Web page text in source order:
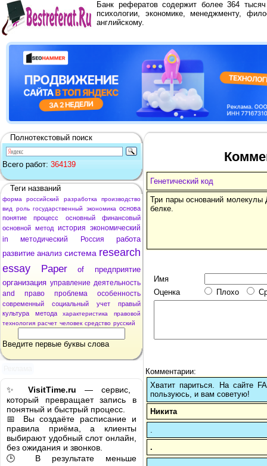
Банк рефератов содержит более 364
психологии, экономике, менеджменту,
английскому.
Полнотекстовый поиск
Всего работ: 364139
Теги названий
форма российский разработка
производство
вид
роль государственный экономика основа
понятие
процесс основный
финансовый
основной метод история экономический
in
методический Россия
работа
развитие анализ система research
essay
Paper of
предприятие
организация управление деятельность
and
право проблема особенность
современный социальный учет
правый
культура
метода характеристика
правовой
технология расчет человек средство русский
Введите первые буквы слова
✨ VisitTime.ru — сервис,
который превращает запись в
понятный и быстрый процесс.
📅 Вы создаёте расписание и
правила приёма, а клиенты
выбирают удобный слот онлайн,
без ожидания и звонков.
🕒 В результате меньше
Генетический код
Три пары оснований
белке.
Имя
Оценка
Плохо
Комментарии:
Хватит париться. На сайте
пользуюсь, и вам советую!
Никита
.